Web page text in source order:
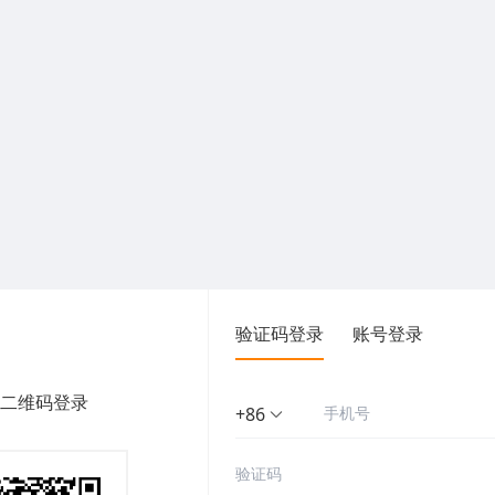
维码登录
验证码登录 账号登录
+86